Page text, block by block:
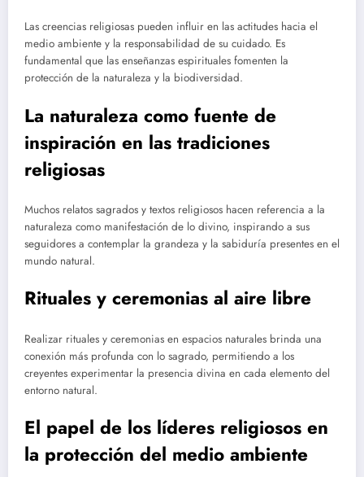
Las creencias religiosas pueden influir en las actitudes hacia el
medio ambiente y la responsabilidad de su cuidado. Es
fundamental que las enseñanzas espirituales fomenten la
protección de la naturaleza y la biodiversidad.
La naturaleza como fuente de
inspiración en las tradiciones
religiosas
Muchos relatos sagrados y textos religiosos hacen referencia a la
naturaleza como manifestación de lo divino, inspirando a sus
seguidores a contemplar la grandeza y la sabiduría presentes en el
mundo natural.
Rituales y ceremonias al aire libre
Realizar rituales y ceremonias en espacios naturales brinda una
conexión más profunda con lo sagrado, permitiendo a los
creyentes experimentar la presencia divina en cada elemento del
entorno natural.
El papel de los líderes religiosos en
la protección del medio ambiente